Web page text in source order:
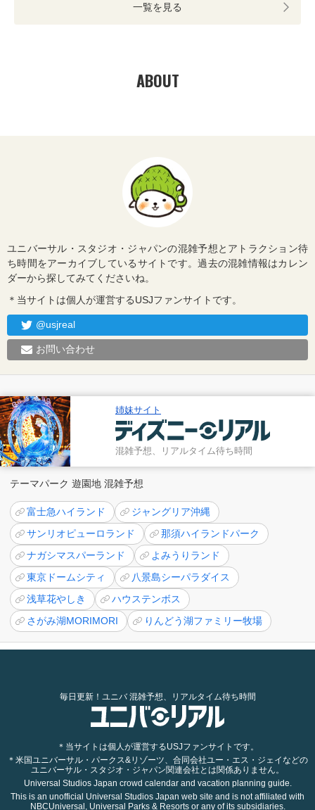
一覧を見る
ABOUT
ユニバーサル・スタジオ・ジャパンの混雑予想とアトラクション待
ち時間をアーカイブしているサイトです。過去の混雑情報はカレン
ダーから探してみてくださいね。
＊当サイトは個人が運営するUSJファンサイトです。
@usjreal
お問い合わせ
姉妹サイト
混雑予想、リアルタイム待ち時間
テーマパーク 遊園地 混雑予想
富士急ハイランド
ジャングリア沖縄
サンリオピューロランド
那須ハイランドパーク
ナガシマスパーランド
よみうりランド
東京ドームシティ
八景島シーパラダイス
浅草花やしき
ハウステンボス
さがみ湖MORIMORI
りんどう湖ファミリー牧場
毎日更新！ユニバ 混雑予想、リアルタイム待ち時間
＊当サイトは個人が運営するUSJファンサイトです。
＊米国ユニバーサル・パークス&リゾーツ、合同会社ユー・エス・ジェイなどの
ユニバーサル・スタジオ・ジャパン関連会社とは関係ありません。
Universal Studios Japan crowd calendar and vacation planning guide.
This is an unofficial Universal Studios Japan web site and is not affiliated with
NBCUniversal, Universal Parks & Resorts or any of its subsidiaries.